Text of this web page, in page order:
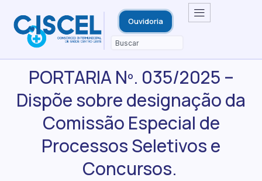
Ouvidoria
PORTARIA Nº. 035/2025 –
Dispõe sobre designação da
Comissão Especial de
Processos Seletivos e
Concursos.